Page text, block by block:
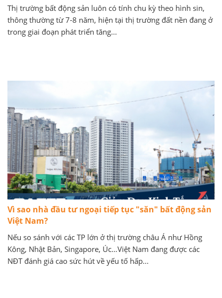
Thị trường bất động sản luôn có tính chu kỳ theo hình sin,
thông thường từ 7-8 năm, hiện tại thị trường đất nền đang ở
trong giai đoạn phát triển tăng...
Vì sao nhà đầu tư ngoại tiếp tục "săn" bất động sản
Việt Nam?
Nếu so sánh với các TP lớn ở thị trường châu Á như Hồng
Kông, Nhật Bản, Singapore, Úc…Việt Nam đang được các
NĐT đánh giá cao sức hút về yếu tố hấp...